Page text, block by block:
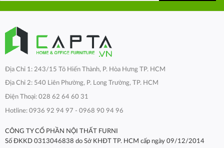
Địa Chỉ 1: 243/15 Tô Hiến Thành, P. Hòa Hưng TP. HCM
Địa Chỉ 2: 540 Liên Phường, P. Long Trường, TP. HCM
Điện Thoại: 028 62 64 60 31
Hotline: 0936 92 94 97 - 0968 90 94 96
CÔNG TY CỔ PHẦN NỘI THẤT FURNI
Số ĐKKD 0313046838 do Sở KHĐT TP. HCM cấp ngày 09/12/2014